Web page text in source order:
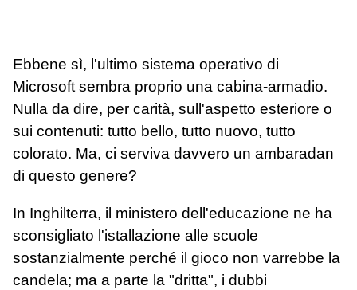
Ebbene sì, l'ultimo sistema operativo di
Microsoft sembra proprio una cabina-armadio.
Nulla da dire, per carità, sull'aspetto esteriore o
sui contenuti: tutto bello, tutto nuovo, tutto
colorato. Ma, ci serviva davvero un ambaradan
di questo genere?
In Inghilterra, il ministero dell'educazione ne ha
sconsigliato l'istallazione alle scuole
sostanzialmente perché il gioco non varrebbe la
candela; ma a parte la "dritta", i dubbi